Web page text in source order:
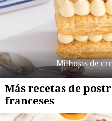
Milhojas de
Más recetas de
franceses